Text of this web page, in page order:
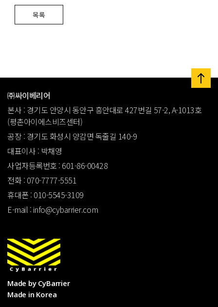
목록
㈜싸이베리어
본사 : 경기도 안양시 동안구 흥안대로 427번길 57-2, A-1013호
(평촌아이에스비즈센터)
공장 : 경기도 화성시 양감면 독줄길 140-9
대표이사 : 박채영
사업자등록번호 : 601-86-00428
전화 : 070-7777-5551
휴대폰 : 010-5545-3109
E-mail : info@cybarrier.com
Made by CyBarrier
Made in Korea